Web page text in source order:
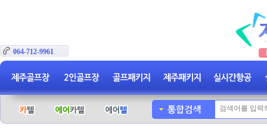
064-712-9961